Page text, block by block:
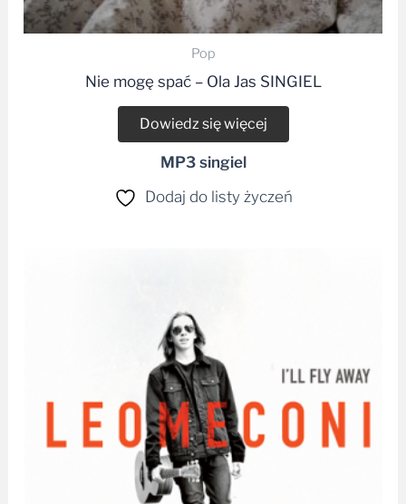
Pop
Nie mogę spać – Ola Jas SINGIEL
Dowiedz się więcej
MP3 singiel
Dodaj do listy życzeń